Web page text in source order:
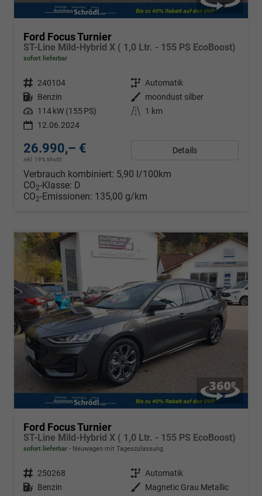
Ford Focus Turnier
ST-Line Mild-Hybrid X ( 1,0 Ltr. - 155 PS EcoBoost)
sofort lieferbar
Fahrzeugnr. 240104 Getriebe Automatik
Kraftstoff Benzin Außenfarbe moondust silber
Leistung 114 kW (155 PS) Kilometerstand
1 km
12.06.2024
26.990,– €
inkl. 19% MwSt.
Details
Verbrauch kombiniert: 5,90 l/100km
CO2-Klasse: D
CO2-Emissionen: 135,00 g/km
Ford Focus Turnier
ST-Line Mild-Hybrid X ( 1,0 Ltr. - 155 PS EcoBoost)
sofort lieferbar Neuwagen mit Tageszulassung
Fahrzeugnr. 250268 Getriebe Automatik
Kraftstoff Benzin Außenfarbe Magnetic Grau Metallic